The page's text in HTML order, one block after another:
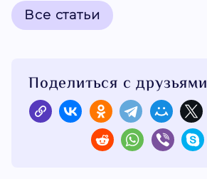
Все статьи
Поделиться с друзьями